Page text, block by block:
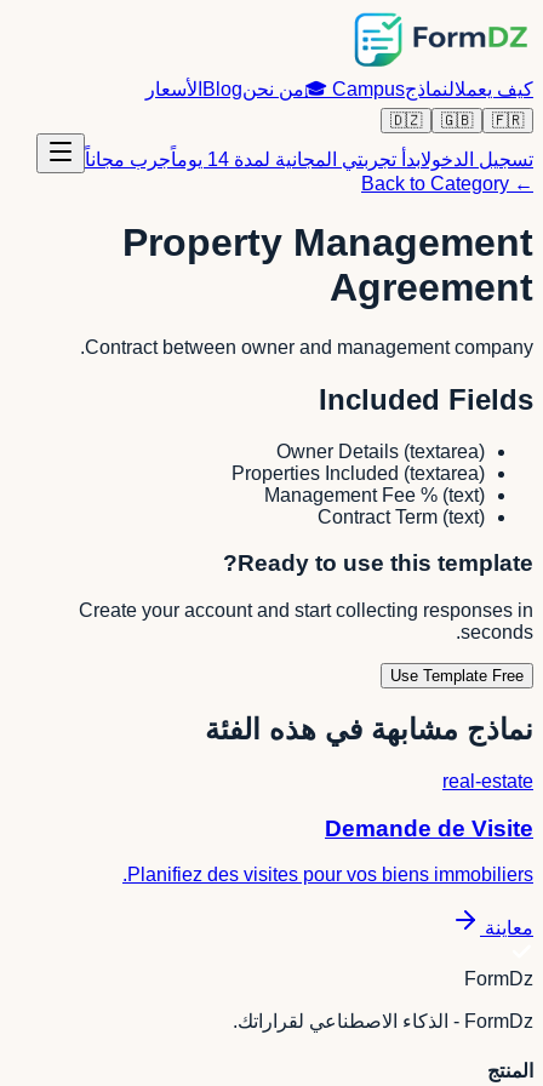
كيف يعملالنماذجCampus
🎓من نحنBlog الأسعار
🇫🇷
🇬🇧
🇩🇿
تسجيل الدخولابدأ تجربتي المجانية لمدة 14 يوماً
جرب مجاناً
← Back to Category
Property Management
Agreement
Contract between owner and management company.
Included Fields
Owner Details (textarea)
Properties Included (textarea)
Management Fee % (text)
Contract Term (text)
Ready to use this template?
Create your account and start collecting responses in
seconds.
Use Template Free
نماذج مشابهة في هذه الفئة
real-estate
Demande de Visite
Planifiez des visites pour vos biens immobiliers.
معاينة
FormDz
FormDz - الذكاء الاصطناعي لقراراتك.
المنتج